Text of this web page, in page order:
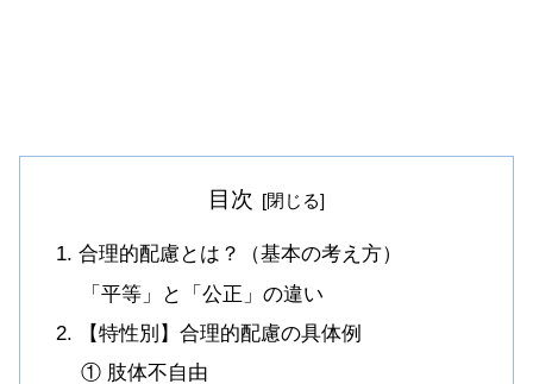
目次
1. 合理的配慮とは？（基本の考え方）
「平等」と「公正」の違い
2. 【特性別】合理的配慮の具体例
① 肢体不自由